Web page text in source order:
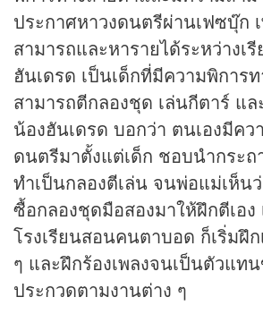
ประกาศหาวงดนตรีผ่านเฟซบุ๊ก
สามารถและหารายได้ระหว่างเ
ฮันเดรด เป็นเด็กที่มีความพิการ
สามารถตีกลองชุด เล่นกีตาร์ แล
น้องฮันเดรด บอกว่า ตนเองมีคว
ดนตรีมาตั้งแต่เด็ก ชอบนำกระถ
ทำเป็นกลองตีเล่น จนพ่อแม่เห็น
ซื้อกลองชุดมือสองมาให้ฝึกตีเอง
โรงเรียนสอนคนตาบอด ก็เริ่มฝึ
ๆ และฝึกร้องเพลงจนเป็นตัวแท
ประกวดตามงานต่าง ๆ